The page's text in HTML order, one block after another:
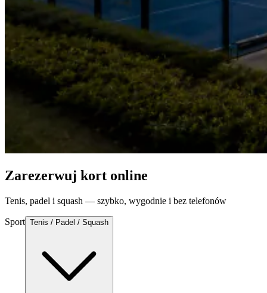
Zarezerwuj kort online
Tenis, padel i squash — szybko, wygodnie i bez telefonów
Sport Tenis / Padel / Squash